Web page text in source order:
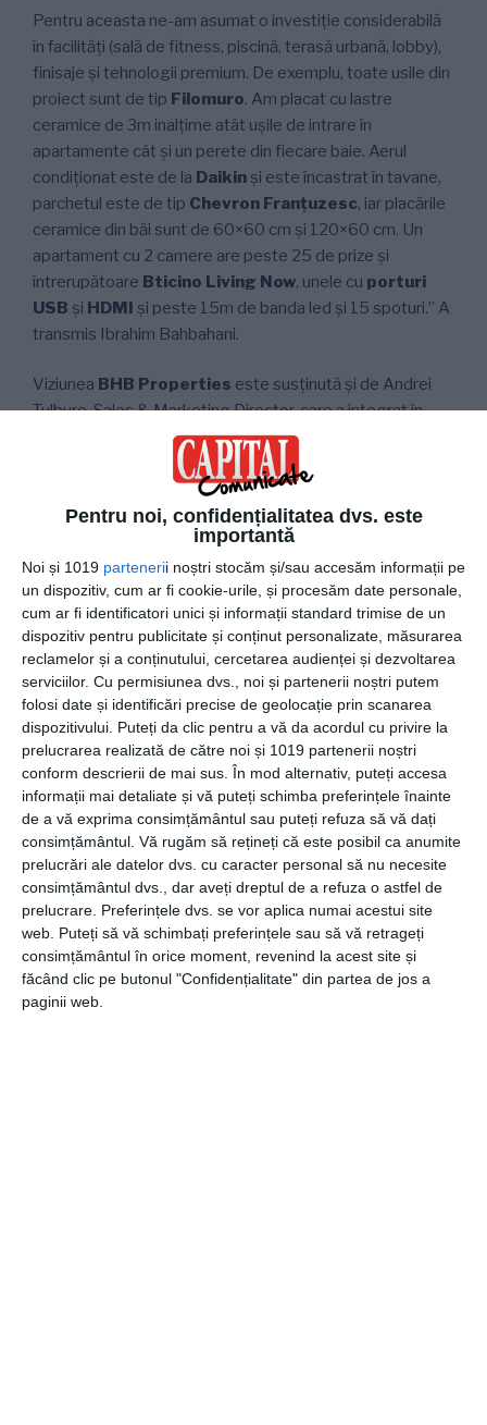
Pentru noi, confidențialitatea dvs. este
importantă
Noi și 1019 partenerii noștri stocăm și/sau accesăm informații pe
un dispozitiv, cum ar fi cookie-urile, și procesăm date personale,
cum ar fi identificatori unici și informații standard trimise de un
dispozitiv pentru publicitate și conținut personalizate, măsurarea
reclamelor și a conținutului, cercetarea audienței și dezvoltarea
serviciilor. Cu permisiunea dvs., noi și partenerii noștri putem
folosi date și identificări precise de geolocație prin scanarea
dispozitivului. Puteți da clic pentru a vă da acordul cu privire la
prelucrarea realizată de către noi și 1019 partenerii noștri
conform descrierii de mai sus. În mod alternativ, puteți accesa
informații mai detaliate și vă puteți schimba preferințele înainte
de a vă exprima consimțământul sau puteți refuza să vă dați
consimțământul. Vă rugăm să rețineți că este posibil ca anumite
prelucrări ale datelor dvs. cu caracter personal să nu necesite
consimțământul dvs., dar aveți dreptul de a refuza o astfel de
prelucrare. Preferințele dvs. se vor aplica numai acestui site
web. Puteți să vă schimbați preferințele sau să vă retrageți
consimțământul în orice moment, revenind la acest site și
făcând clic pe butonul "Confidențialitate" din partea de jos a
paginii web.
Pentru aceasta ne-am asumat o investiție considerabilă
în facilități (sală de fitness, piscină, terasă urbană, lobby),
finisaje și tehnologii premium. De exemplu, toate usile din
proiect sunt de tip Filomuro. Am placat cu lastre
ceramice de 3m inalțime atât ușile de intrare în
apartamente cât și un perete din fiecare baie. Aerul
condiționat este de la Daikinși este încastrat în tavane,
parchetul este de tip Chevron Franțuzesc, iar placările
ceramice din băi sunt de 60×60 cm și 120×60 cm. Un
apartament cu 2 camere are peste 25 de prize și
întrerupătoare Bticino Living Now, unele cu porturi
USB și HDMI și peste 15m de banda led și 15 spoturi.” A
transmis Ibrahim Bahbahani.
Viziunea BHB Properties este susținută și de Andrei
Tulbure, Sales & Marketing Director, care a integrat în
strategia de vânzări și marketing principii bazate pe
transparență, inovație și performanță.
„Credem că odată cu creșterea nivelului de trai, atenția
pe care cumpărătorii o acordă procesului de achiziție și
felul în care aceștia iau decizia de cumpărare, se schimbă.
Vrem să îi susținem pe cei mai exigenți dintre
cumpărători și să le punem la dispoziție toate informațiile
de care au nevoie în procesul de decizie. De aceea
folosim instrumente precum randări de calitate, animații
video și tehnologii 3D care ajută un potențial cumpărător
să înțeleagă propunerea noastră. Totodată, prin
abordarea transparentă, le dăm acces la tot ecosistemul
pe care l-am creat, de la proiectare la finisaje. Astfel,
parteneriatele noastre sunt publice și am lucrat doar cu
firme cu reputație bună.”
Mai multe informatii puteți afla pe site-ul
dezvoltatoruluiwww.bhb.ro